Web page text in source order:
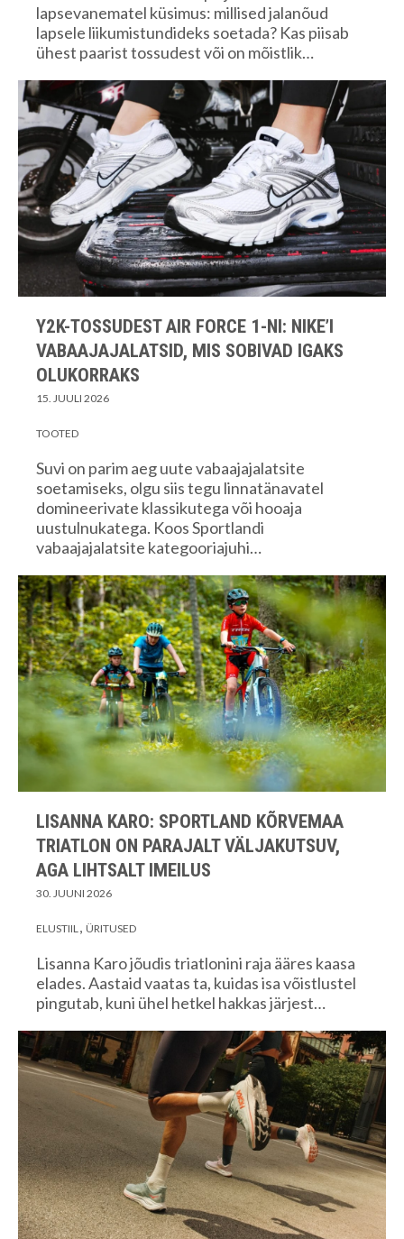
lapsevanematel küsimus: millised jalanõud
lapsele liikumistundideks soetada? Kas piisab
ühest paarist tossudest või on mõistlik…
Y2K-TOSSUDEST AIR FORCE 1-NI: NIKE’I
VABAAJAJALATSID, MIS SOBIVAD IGAKS
OLUKORRAKS
15. JUULI 2026
TOOTED
Suvi on parim aeg uute vabaajajalatsite
soetamiseks, olgu siis tegu linnatänavatel
domineerivate klassikutega või hooaja
uustulnukatega. Koos Sportlandi
vabaajajalatsite kategooriajuhi…
LISANNA KARO: SPORTLAND KÕRVEMAA
TRIATLON ON PARAJALT VÄLJAKUTSUV,
AGA LIHTSALT IMEILUS
30. JUUNI 2026
ELUSTIIL ÜRITUSED
Lisanna Karo jõudis triatlonini raja ääres kaasa
elades. Aastaid vaatas ta, kuidas isa võistlustel
pingutab, kuni ühel hetkel hakkas järjest…